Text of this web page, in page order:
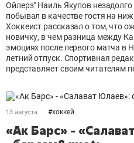
Ойлерз" Наиль Якупов
побывал в качестве гостя на
Хоккеист рассказал о том, что
новичку, в чем разница между
эмоциях после первого матча в
летний отпуск. Спортивная
представляет своим читателям
13 августа #хоккей
«Ак Барс» -